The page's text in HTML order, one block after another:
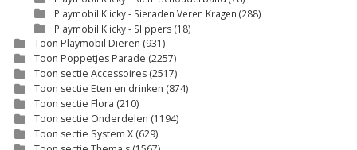
Playmobil Klicky - Sieraden Veren Kragen (288)
Playmobil Klicky - Slippers (18)
Toon Playmobil Dieren (931)
Toon Poppetjes Parade (2257)
Toon sectie Accessoires (2517)
Toon sectie Eten en drinken (874)
Toon sectie Flora (210)
Toon sectie Onderdelen (1194)
Toon sectie System X (629)